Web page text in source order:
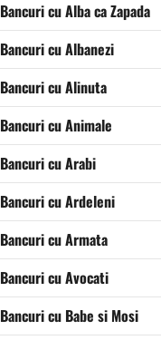
Bancuri cu Alba ca Zapada
Bancuri cu Albanezi
Bancuri cu Alinuta
Bancuri cu Animale
Bancuri cu Arabi
Bancuri cu Ardeleni
Bancuri cu Armata
Bancuri cu Avocati
Bancuri cu Babe si Mosi